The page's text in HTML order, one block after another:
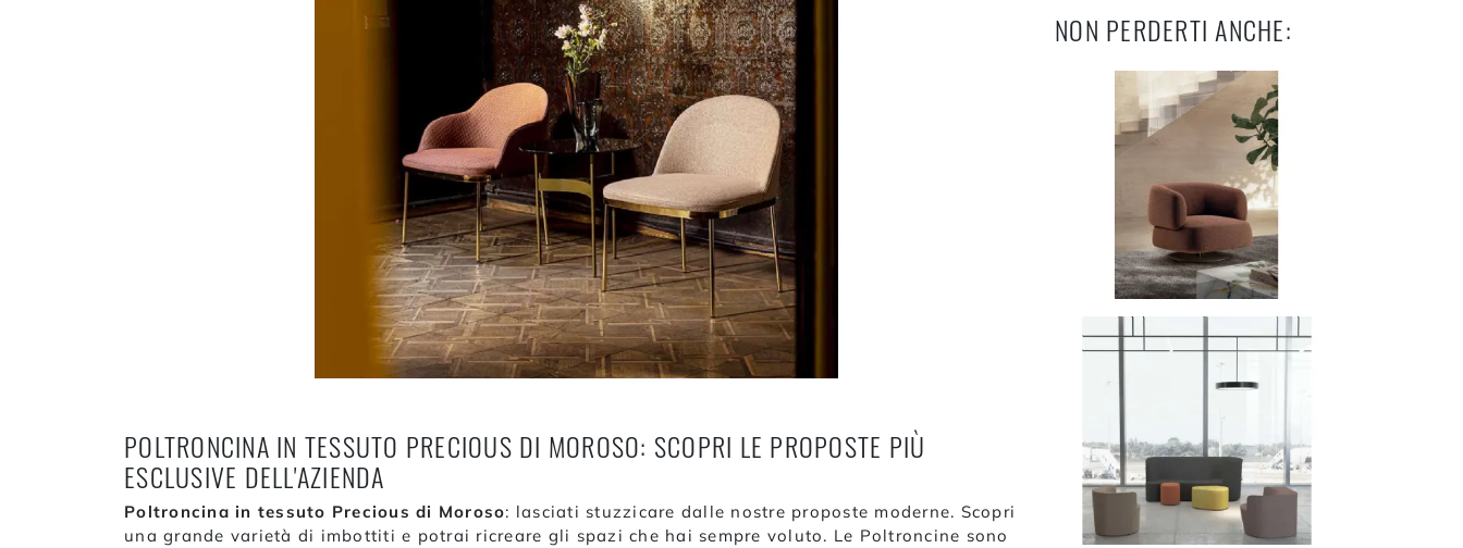
POLTRONCINA IN TESSUTO PRECIOUS DI MOROSO: SCOPRI LE PROPOSTE PIÙ
ESCLUSIVE DELL'AZIENDA
Poltroncina in tessuto Precious di Moroso: lasciati stuzzicare dalle nostre proposte moderne. Scopri
una grande varietà di imbottiti e potrai ricreare gli spazi che hai sempre voluto. Le Poltroncine sono
NON PERDERTI ANCHE: